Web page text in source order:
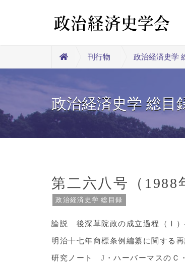
刊行物 政治経済史学
政治経済史学 総目
第二六八号（1988
政治経済史学 総目録
論説 後深草院政の成立過程（Ⅰ）
明治十七年商標条例編纂に関する
研究ノート J・ハーバーマスのＣ